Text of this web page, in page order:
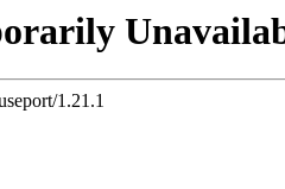
1.21.1